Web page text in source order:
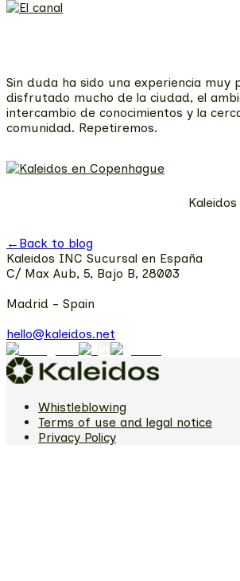
Sin duda ha sido una experiencia muy
disfrutado mucho de la ciudad, el
intercambio de conocimientos y la
comunidad. Repetiremos.
← Back to blog
Kaleidos INC Sucursal en España
C/ Max Aub, 5, Bajo B, 28003
Madrid - Spain
hello@kaleidos.net
Whistleblowing
Terms of use and legal notice
Privacy Policy